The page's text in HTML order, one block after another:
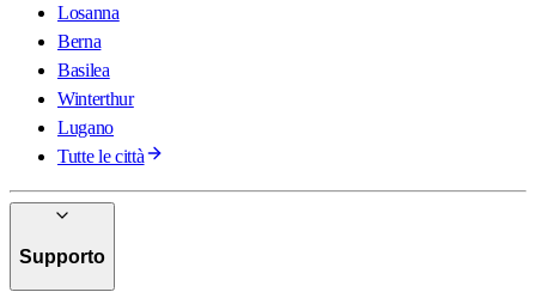
Losanna
Berna
Basilea
Winterthur
Lugano
Tutte le città
Supporto